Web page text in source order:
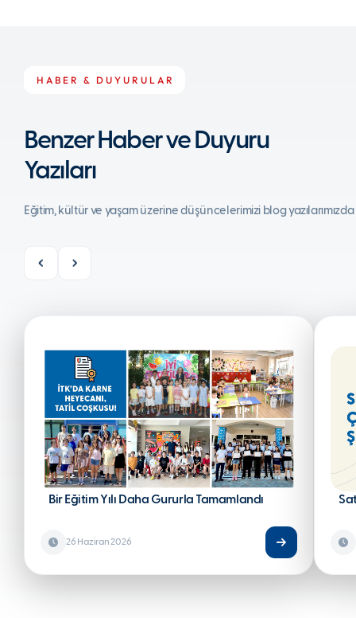
HABER & DUYURULAR
Benzer Haber ve Duyuru
Yazıları
Eğitim, kültür ve yaşam üzerine düşüncelerimizi blog
Bir Eğitim Yılı Daha Gururla Tamamlandı
26 Haziran 2026